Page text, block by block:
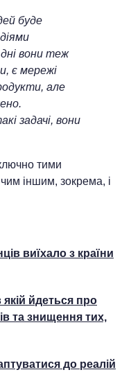
буде
вони теж
є мережі
але
задачі, вони
тими
іншим, зокрема, і
виїхало з країни
якій йдеться про
та знищення тих,
до реалій